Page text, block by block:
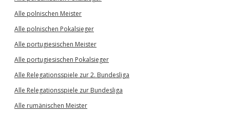
Alle polnischen Meister
Alle polnischen Pokalsieger
Alle portugiesischen Meister
Alle portugiesischen Pokalsieger
Alle Relegationsspiele zur 2. Bundesliga
Alle Relegationsspiele zur Bundesliga
Alle rumänischen Meister